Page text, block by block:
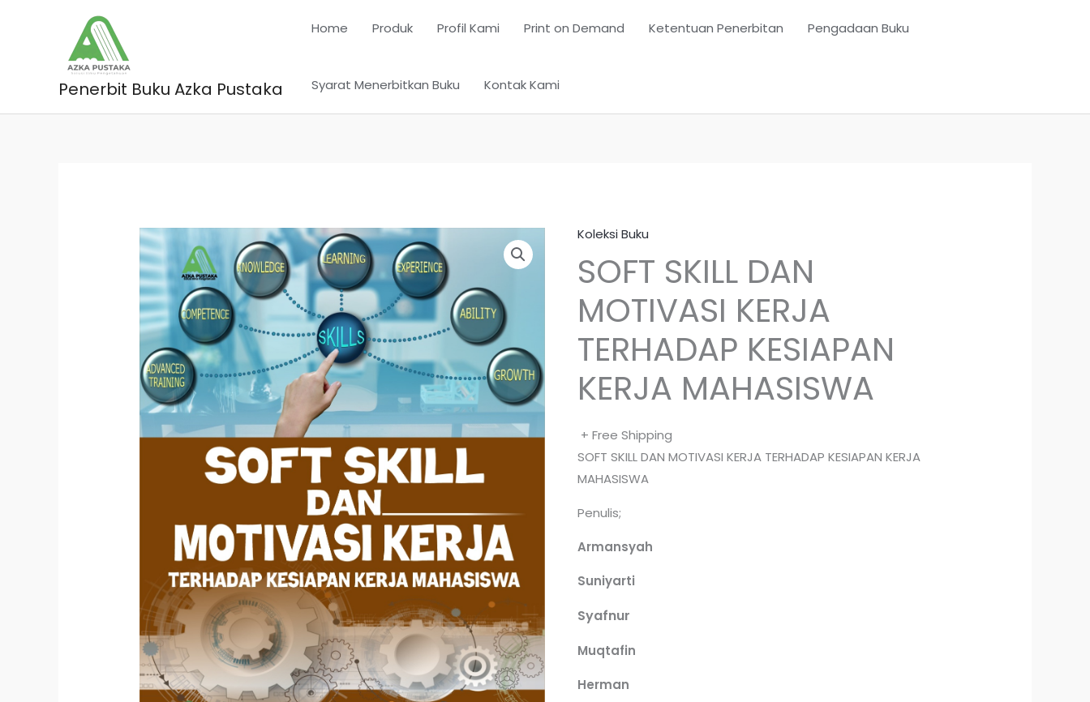
Penerbit Buku Azka Pustaka
Home Produk Profil Kami Print on Demand Ketentuan Penerbitan Pengadaan Buku
Syarat Menerbitkan Buku Kontak Kami
Koleksi Buku
SOFT SKILL DAN
MOTIVASI KERJA
TERHADAP KESIAPAN
KERJA MAHASISWA
+ Free Shipping
SOFT SKILL DAN MOTIVASI KERJA TERHADAP KESIAPAN KERJA
MAHASISWA
Penulis;
Armansyah
Suniyarti
Syafnur
Muqtafin
Herman